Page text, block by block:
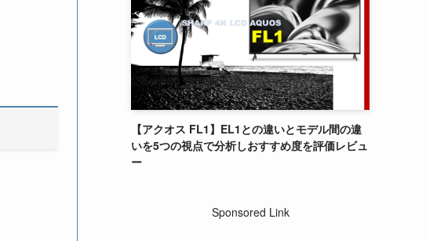
【アクオス FL1】EL1との違いとモデル間の違
いを5つの視点で分析しおすすめ度を評価レビュ
ー
Sponsored Link